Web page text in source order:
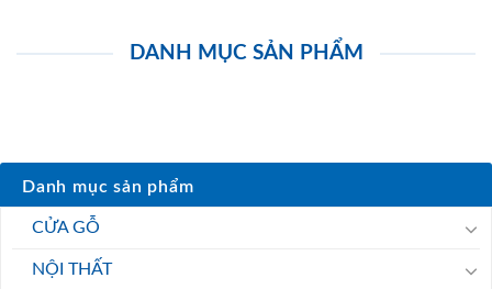
DANH MỤC SẢN PHẨM
Danh mục sản phẩm
CỬA GỖ
NỘI THẤT